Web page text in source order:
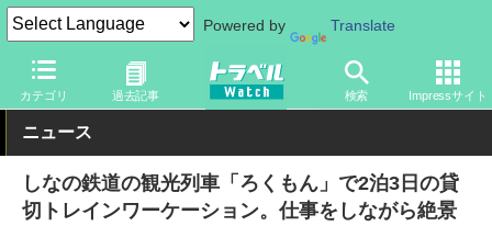
Powered by Translate
カテゴリ 過去記事 検索 Impressサイト
トラベル Watch 地域 国内旅行 北陸
ニュース
しなの鉄道の観光列車「ろくもん」で2泊3日の貸
切トレインワーケーション。仕事をしながら絶景